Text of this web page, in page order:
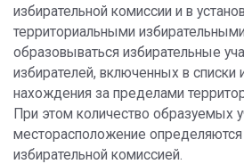
избирательной комиссии и в
территориальными
образовываться избирательные
избирателей, включенных в списки
нахождения за пределами
При этом количество образуемых
месторасположение
избирательной комиссией.